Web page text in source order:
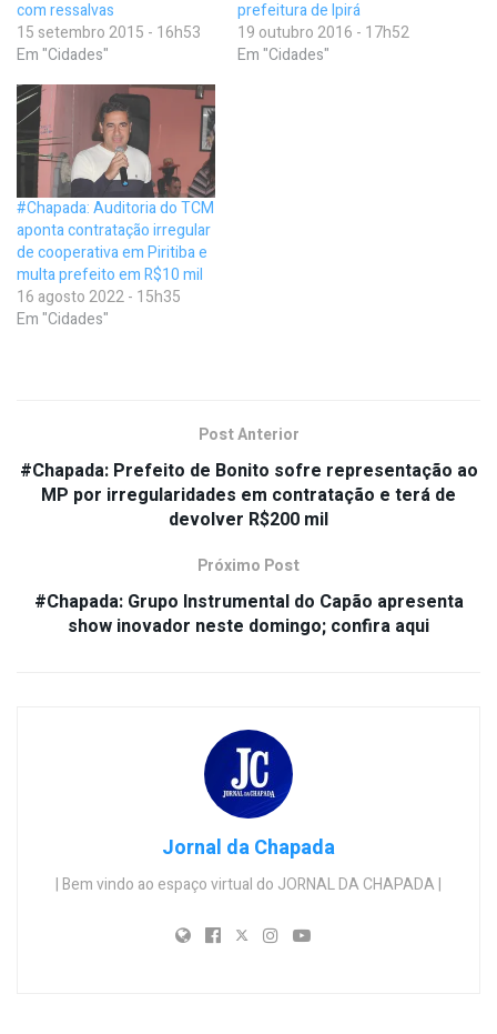
com ressalvas
15 setembro 2015 - 16h53
Em "Cidades"
prefeitura de Ipirá
19 outubro 2016 - 17h52
Em "Cidades"
#Chapada: Auditoria do TCM
aponta contratação irregular
de cooperativa em Piritiba e
multa prefeito em R$10 mil
16 agosto 2022 - 15h35
Em "Cidades"
Post Anterior
#Chapada: Prefeito de Bonito sofre representação ao
MP por irregularidades em contratação e terá de
devolver R$200 mil
Próximo Post
#Chapada: Grupo Instrumental do Capão apresenta
show inovador neste domingo; confira aqui
Jornal da Chapada
| Bem vindo ao espaço virtual do JORNAL DA CHAPADA |